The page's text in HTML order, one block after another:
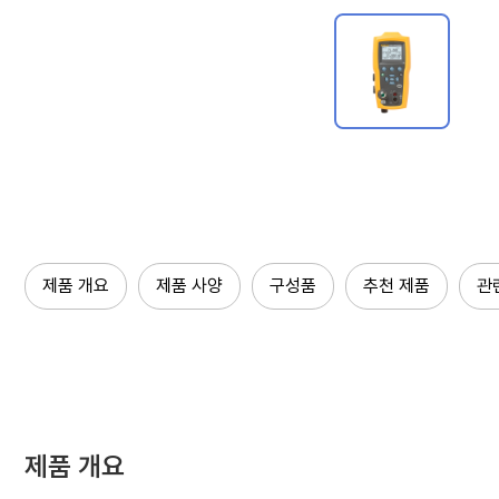
제품 개요 제품 사양 구성품 추천 제품 관
제품 개요